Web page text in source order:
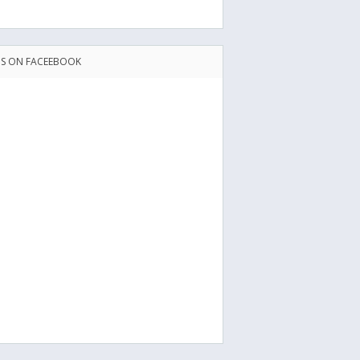
ON FACEEBOOK